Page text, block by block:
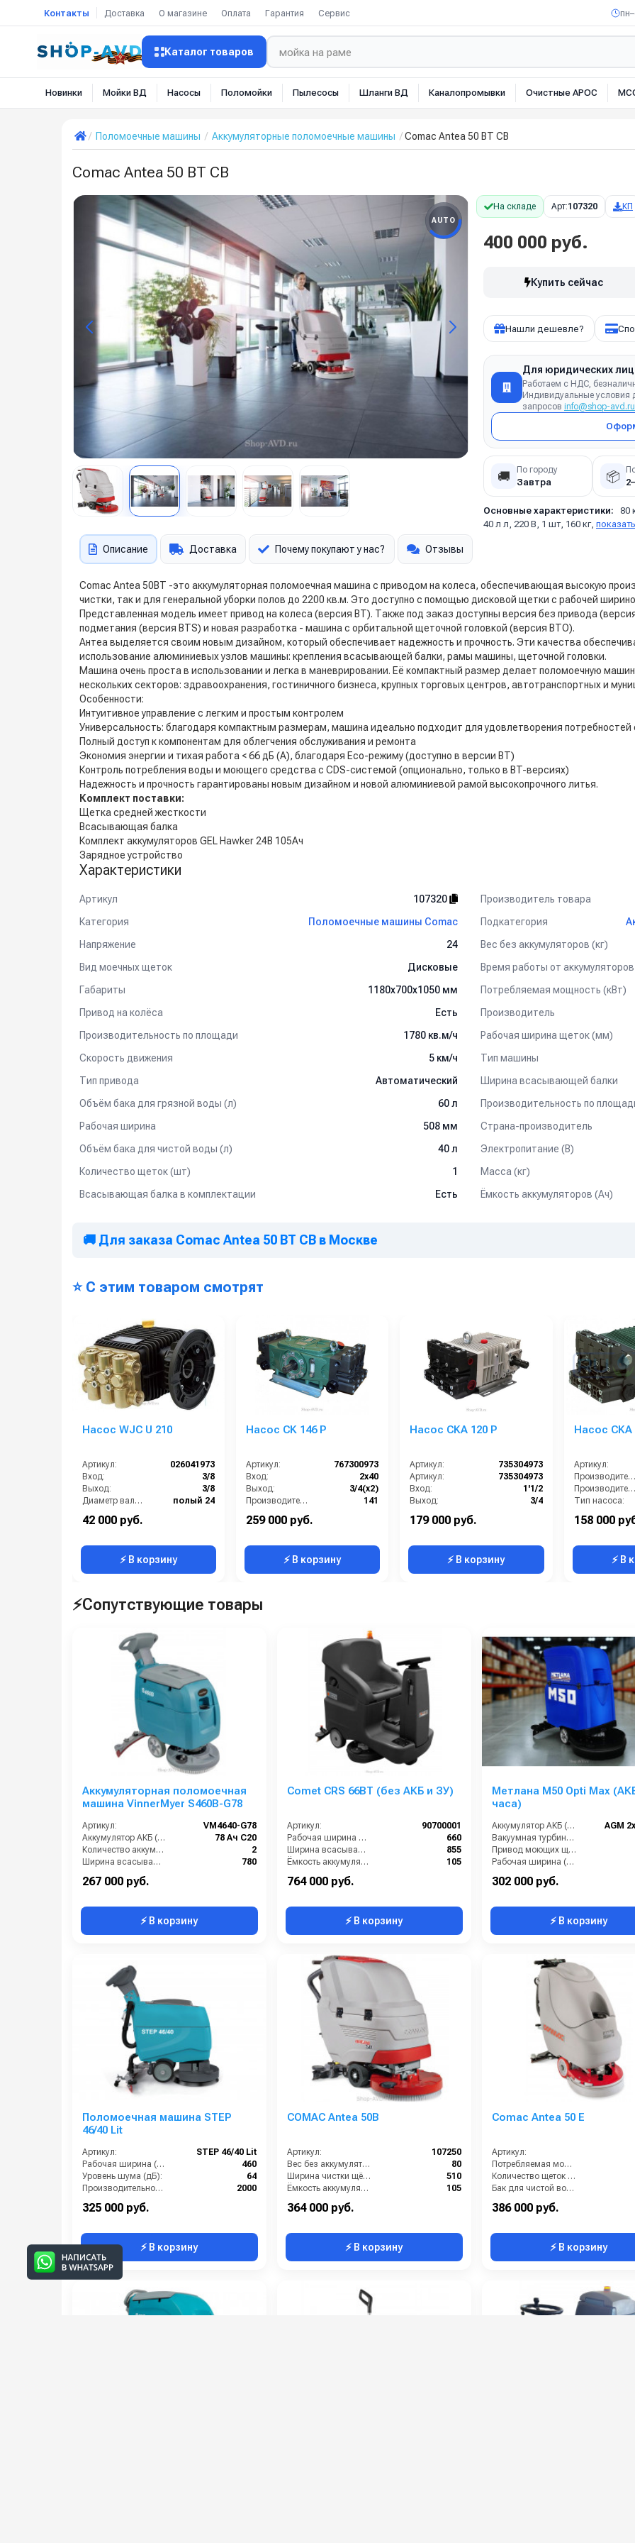
Контакты Доставка О магазине Оплата Гарантия Сервис
Каталог товаров
Новинки Мойки ВД Насосы Поломойки Пылесосы Шланги ВД Каналопромывки Очистные АРОС
Поломоечные машины Аккумуляторные поломоечные машины Comac Antea 50 BT CB
Comac Antea 50 BT CB
AUTO
На складе Арт:107320 КП
400 000 руб.
Купить сейчас
Нашли дешевле?
Для юридических лиц
Работаем с НДС,
Индивидуальные условия
запросов info@shop-avd.ru
🚚 По городу
Завтра 📦
Основные характеристики:
80
40 л л, 220 В, 1 шт, 160 кг,
Описание Доставка Почему покупают у нас? Отзывы
Comac Antea 50BT -это аккумуляторная поломоечная машина с приводом на колеса, обеспечивающая высокую
чистки, так и для генеральной уборки полов до 2200 кв.м. Это доступно с помощью дисковой щетки с рабочей
Представленная модель имеет привод на колеса (версия BT). Также под заказ доступны версия без привода
подметания (версия BTS) и новая разработка - машина с орбитальной щеточной головкой (версия BTO).
Антеа выделяется своим новым дизайном, который обеспечивает надежность и прочность. Эти качества
использование алюминиевых узлов машины: крепления всасывающей балки, рамы машины, щеточной головки.
Машина очень проста в использовании и легка в маневрировании. Её компактный размер делает поломоечную
нескольких секторов: здравоохранения, гостиничного бизнеса, крупных торговых центров, автотранспортных и
Особенности:
Интуитивное управление с легким и простым контролем
Универсальность: благодаря компактным размерам, машина идеально подходит для удовлетворения потребностей
Полный доступ к компонентам для облегчения обслуживания и ремонта
Экономия энергии и тихая работа < 66 дБ (A), благодаря Eco-режиму (доступно в версии BT)
Контроль потребления воды и моющего средства с CDS-системой (опционально, только в BT-версиях)
Надежность и прочность гарантированы новым дизайном и новой алюминиевой рамой высокопрочного литья.
Комплект поставки:
Щетка средней жесткости
Всасывающая балка
Комплект аккумуляторов GEL Hawker 24В 105Ач
Зарядное устройство
Характеристики
Артикул 107320 Производитель товара
Категория
Поломоечные машины Comac Подкатегория
Напряжение
24 Вес без аккумуляторов (кг)
Вид моечных щеток
Дисковые Время работы от аккумуляторов
Габариты
1180х700х1050 мм Потребляемая мощность (кВт)
Привод на колёса
Есть Производитель
Производительность по площади
1780 кв.м/ч Рабочая ширина щеток (мм)
Скорость движения
5 км/ч Тип машины
Тип привода
Автоматический Ширина всасывающей балки
Объём бака для грязной воды (л)
60 л Производительность по
Рабочая ширина
508 мм Страна-производитель
Объём бака для чистой воды (л)
40 л Электропитание (В)
Количество щеток (шт)
1 Масса (кг)
Всасывающая балка в комплектации
Есть Ёмкость аккумуляторов (Ач)
🚚 Для заказа Comac Antea 50 BT CB в Москве
⭐ С этим товаром смотрят
Насос WJC U 210
Артикул:
026041973
Вход:
3/8
Выход:
3/8
Диаметр вала (мм):
полый 24
Макс. температура воды (°C):
Производительность (л/мин):
42 000 руб.
⚡ В корзину
Насос CK 146 Р
Артикул:
767300973
Вход:
2x40
Выход:
3/4(х2)
Производительность (л/мин):
141
Страна-производитель:
259 000 руб.
⚡ В корзину
Насос CKA 120 Р
Артикул:
735304973
Артикул:
735304973
Вход:
1'1/2
Выход:
3/4
Производитель:
Серия помпы:
179 000 руб.
⚡ В корзину
Насос CKA
Артикул:
Производитель:
Производительность (л/мин):
Тип насоса:
Давление
158 000
⚡ В
⚡Сопутствующие товары
Аккумуляторная поломоечная
машина VinnerMyer S460B-G78
Артикул:
VM4640-G78
Аккумулятор АКБ (В/А·ч):
78 Ач С20
Количество аккумуляторов (шт):
2
Ширина всасывающей балки (мм):
780
267 000 руб.
⚡ В корзину
Comet CRS 66BT (без АКБ и ЗУ)
Артикул:
90700001
Рабочая ширина щеток (мм):
660
Ширина всасывающей балки (мм):
855
Ёмкость аккумуляторов (Ач):
105
764 000 руб.
⚡ В корзину
Метлана М50 Opti Max
часа)
Аккумулятор АКБ (В/А·ч):
AGM
Вакуумная турбина (Вт):
Привод моющих щеток (Вт):
Рабочая ширина (мм):
302 000 руб.
⚡ В корзину
Поломоечная машина STEP
46/40 Lit
Артикул:
STEP 46/40 Lit
Рабочая ширина (мм):
460
Уровень шума (дБ):
64
Производительность по площади (м2/ч):
2000
325 000 руб.
⚡ В корзину
COMAC Antea 50B
Артикул:
107250
Вес без аккумуляторов (кг):
80
Ширина чистки щёток (мм):
510
Ёмкость аккумуляторов (Ач):
105
364 000 руб.
⚡ В корзину
Comac Antea 50 E
Артикул:
Потребляемая мощность (кВт):
Количество щеток (шт):
Бак для чистой воды (л):
386 000 руб.
⚡ В корзину